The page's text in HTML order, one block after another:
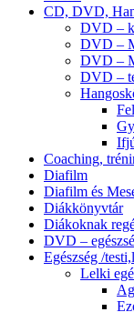
CD, DVD,
DVD –
DVD –
DVD –
DVD –
Coaching,
Diafilm
Diafilm és
Diákkönyvtár
Diákoknak
DVD –
Egészség /
Lelki